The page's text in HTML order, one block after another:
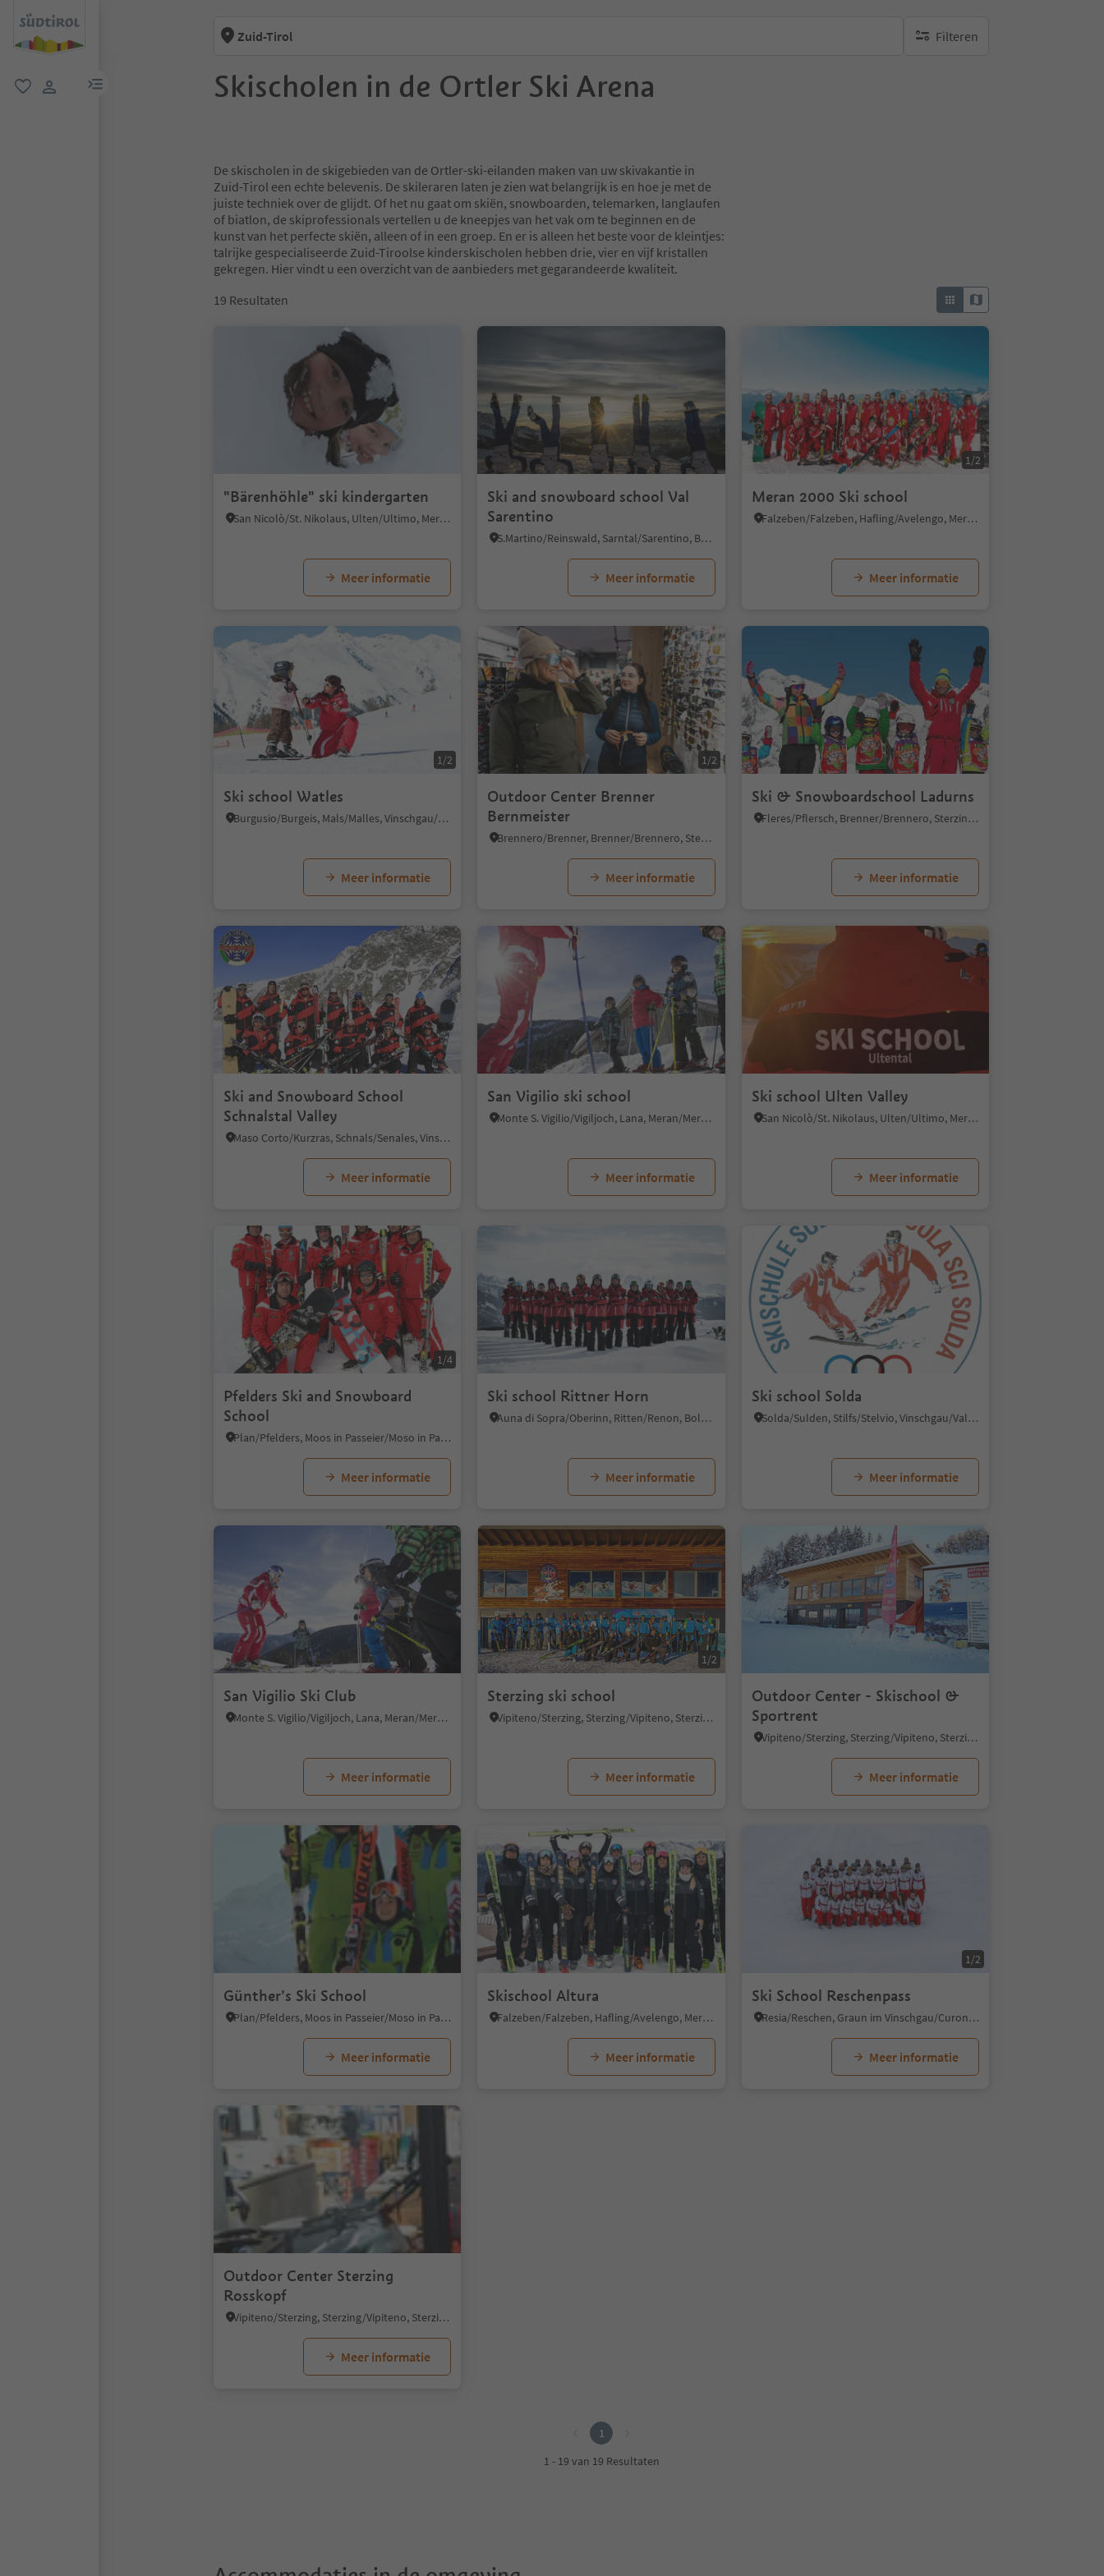
menulink
Zuid-Tirol Filteren
geen actieve filters
Skischolen in de Ortler Ski Arena
De skischolen in de skigebieden van de Ortler-ski-eilanden maken van uw skivakantie in
Zuid-Tirol een echte belevenis. De skileraren laten je zien wat belangrijk is en hoe je met de
juiste techniek over de glijdt. Of het nu gaat om skiën, snowboarden, telemarken, langlaufen
of biatlon, de skiprofessionals vertellen u de kneepjes van het vak om te beginnen en de
kunst van het perfecte skiën, alleen of in een groep. En er is alleen het beste voor de kleintjes:
talrijke gespecialiseerde Zuid-Tiroolse kinderskischolen hebben drie, vier en vijf kristallen
gekregen. Hier vindt u een overzicht van de aanbieders met gegarandeerde kwaliteit.
19 Resultaten
"Bärenhöhle" ski kindergarten
San Nicolò/St. Nikolaus, Ulten/Ultimo, Meran/Merano and environs
Meer informatie
Ski and snowboard school Val
Sarentino
S.Martino/Reinswald, Sarntal/Sarentino, Bolzano/Bozen and environs
Meer informatie
1/2
Meran 2000 Ski school
Falzeben/Falzeben, Hafling/Avelengo, Meran/Merano and environs
Meer informatie
1/2
Ski school Watles
Burgusio/Burgeis, Mals/Malles, Vinschgau/Val Venosta
Meer informatie
1/2
Outdoor Center Brenner
Bernmeister
Brennero/Brenner, Brenner/Brennero, Sterzing/Vipiteno and environs
Meer informatie
Ski & Snowboardschool Ladurns
Fleres/Pflersch, Brenner/Brennero, Sterzing/Vipiteno and environs
Meer informatie
Ski and Snowboard School
Schnalstal Valley
Maso Corto/Kurzras, Schnals/Senales, Vinschgau/Val Venosta
Meer informatie
San Vigilio ski school
Monte S. Vigilio/Vigiljoch, Lana, Meran/Merano and environs
Meer informatie
Ski school Ulten Valley
San Nicolò/St. Nikolaus, Ulten/Ultimo, Meran/Merano and environs
Meer informatie
1/4
Pfelders Ski and Snowboard
School
Plan/Pfelders, Moos in Passeier/Moso in Passiria, Meran/Merano and environs
Meer informatie
Ski school Rittner Horn
Auna di Sopra/Oberinn, Ritten/Renon, Bolzano/Bozen and environs
Meer informatie
Ski school Solda
Solda/Sulden, Stilfs/Stelvio, Vinschgau/Val Venosta
Meer informatie
San Vigilio Ski Club
Monte S. Vigilio/Vigiljoch, Lana, Meran/Merano and environs
Meer informatie
1/2
Sterzing ski school
Vipiteno/Sterzing, Sterzing/Vipiteno, Sterzing/Vipiteno and environs
Meer informatie
Outdoor Center - Skischool &
Sportrent
Vipiteno/Sterzing, Sterzing/Vipiteno, Sterzing/Vipiteno and environs
Meer informatie
Günther’s Ski School
Plan/Pfelders, Moos in Passeier/Moso in Passiria, Meran/Merano and environs
Meer informatie
Skischool Altura
Falzeben/Falzeben, Hafling/Avelengo, Meran/Merano and environs
Meer informatie
1/2
Ski School Reschenpass
Resia/Reschen, Graun im Vinschgau/Curon Venosta, Vinschgau/Val Venosta
Meer informatie
Outdoor Center Sterzing
Rosskopf
Vipiteno/Sterzing, Sterzing/Vipiteno, Sterzing/Vipiteno and environs
Meer informatie
1
1 - 19 van 19 Resultaten